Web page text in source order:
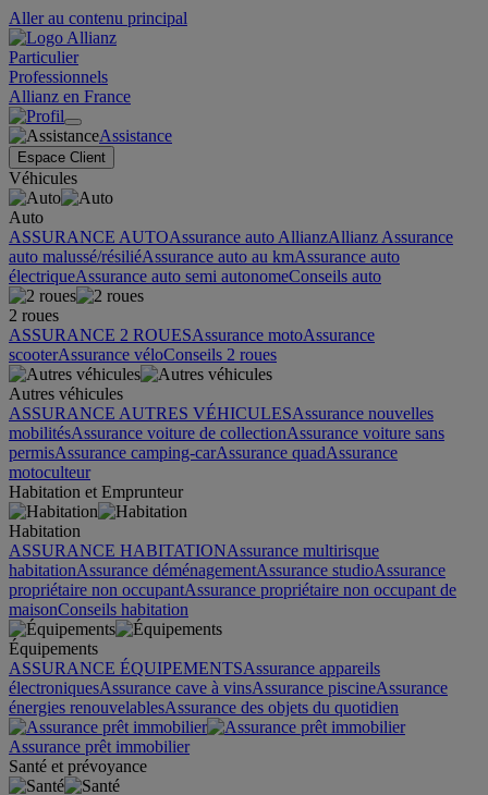
Aller au contenu principal
Particulier
Professionnels
Allianz en France
Assistance
Espace Client
Véhicules
Auto
ASSURANCE AUTOAssurance auto AllianzAllianz Assurance
auto malussé/résiliéAssurance auto au kmAssurance auto
électriqueAssurance auto semi autonomeConseils auto
2 roues
ASSURANCE 2 ROUESAssurance motoAssurance
scooterAssurance véloConseils 2 roues
Autres véhicules
ASSURANCE AUTRES VÉHICULESAssurance nouvelles
mobilitésAssurance voiture de collectionAssurance voiture sans
permisAssurance camping-carAssurance quadAssurance
motoculteur
Habitation et Emprunteur
Habitation
ASSURANCE HABITATIONAssurance multirisque
habitationAssurance déménagementAssurance studioAssurance
propriétaire non occupantAssurance propriétaire non occupant de
maisonConseils habitation
Équipements
ASSURANCE ÉQUIPEMENTSAssurance appareils
électroniquesAssurance cave à vinsAssurance piscineAssurance
énergies renouvelablesAssurance des objets du quotidien
Assurance prêt immobilier
Santé et prévoyance